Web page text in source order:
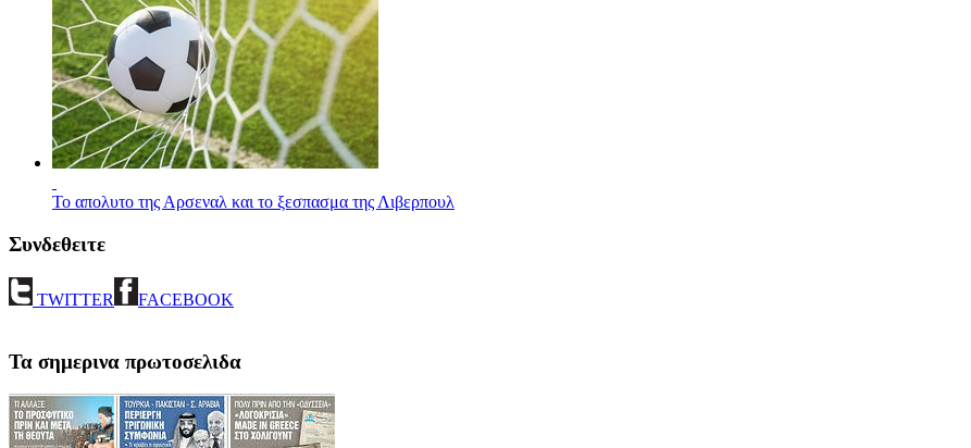
Το απολυτο της Αρσεναλ και το ξεσπασμα της Λιβερπουλ
Συνδεθειτε
TWITTER FACEBOOK
Τα σημερινα πρωτοσελιδα